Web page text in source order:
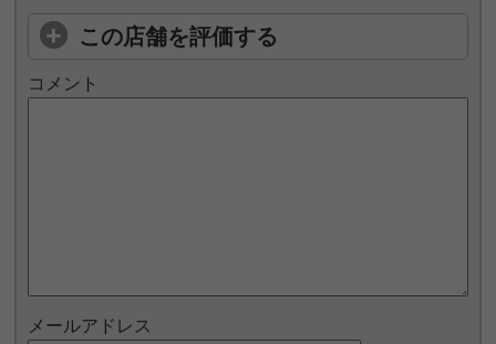
この店舗を評価する
コメント
メールアドレス